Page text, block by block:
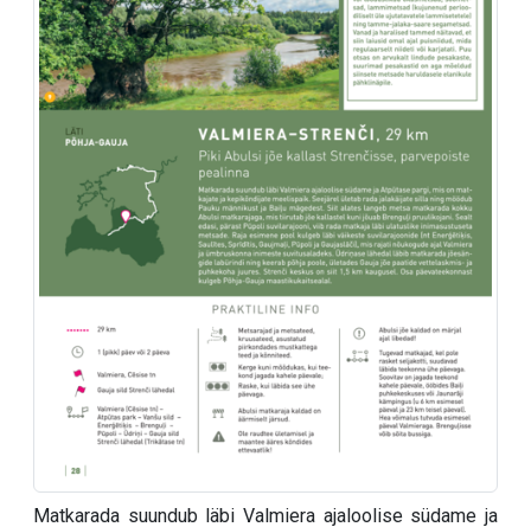
Matkarada suundub läbi Valmiera ajaloolise südame ja